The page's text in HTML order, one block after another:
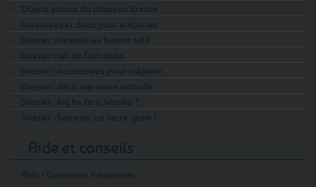
Objets autour du drapeau breton
Ustensiles et déco pour crêperies
Dossier : caramel au beurre salé
Dossier : sel de Guérande
Dossier : accessoires pour crêpière
Dossier : déco marinière attitude
Dossier : Kig ha Farz, kézako ?
Dossier : Sarrasin, un sacré grain !
Aide et conseils
Aide - Questions fréquentes